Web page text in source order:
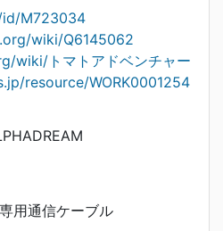
M723034
wiki/Q6145062
wiki/トマトアドベンチャー
resource/WORK0001254
用通信ケーブル